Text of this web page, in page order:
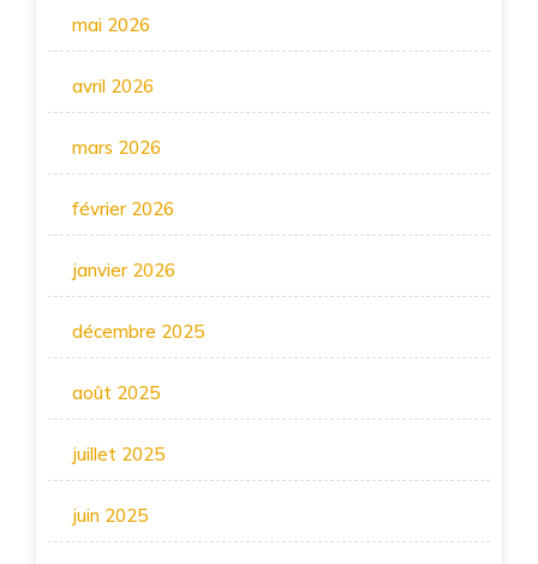
mai 2026
avril 2026
mars 2026
février 2026
janvier 2026
décembre 2025
août 2025
juillet 2025
juin 2025